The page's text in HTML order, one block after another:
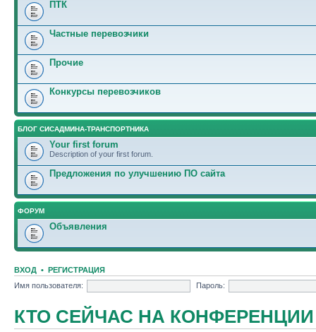
ПТК
Частные перевозчики
Прочие
Конкурсы перевозчиков
БЛОГ СИСАДМИНА-ТРАНСПОРТНИКА
Your first forum
Description of your first forum.
Предложения по улучшению ПО сайта
ФОРУМ
Объявления
ВХОД • РЕГИСТРАЦИЯ
Имя пользователя:
Пароль:
КТО СЕЙЧАС НА КОНФЕРЕНЦИИ